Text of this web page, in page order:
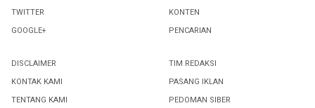
TWITTER
GOOGLE+
KONTEN
PENCARIAN
DISCLAIMER
KONTAK KAMI
TENTANG KAMI
TIM REDAKSI
PASANG IKLAN
PEDOMAN SIBER